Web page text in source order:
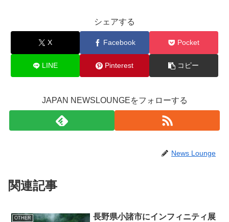
シェアする
X Facebook Pocket
LINE Pinterest コピー
JAPAN NEWSLOUNGEをフォローする
News Lounge
関連記事
OTHER
長野県小諸市にインフィニティ展